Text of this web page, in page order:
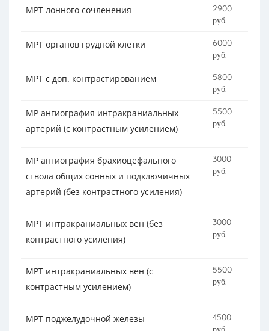
МРТ лонного сочленения
2900
руб.
МРТ органов грудной клетки
6000
руб.
МРТ с доп. контрастированием
5800
руб.
МР ангиография интракраниальных
артерий (с контрастным усилением)
5500
руб.
МР ангиография брахиоцефального
ствола общих сонных и подключичных
артерий (без контрастного усиления)
3000
руб.
МРТ интракраниальных вен (без
контрастного усиления)
3000
руб.
МРТ интракраниальных вен (с
контрастным усилением)
5500
руб.
МРТ поджелудочной железы
4500